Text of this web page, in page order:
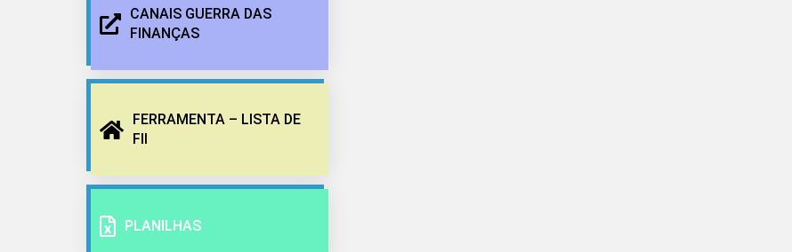
CANAIS GUERRA DAS
FINANÇAS
FERRAMENTA – LISTA DE
FII
PLANILHAS